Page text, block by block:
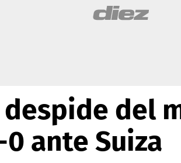
despide del
ante Suiza